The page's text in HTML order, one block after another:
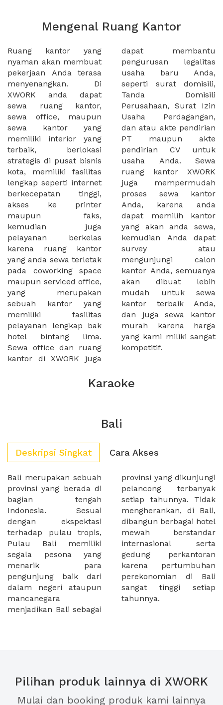
Mengenal Ruang Kantor
Ruang kantor yang
nyaman akan membuat
pekerjaan Anda terasa
menyenangkan. Di
XWORK anda dapat
sewa ruang kantor,
sewa office, maupun
sewa kantor yang
memiliki interior yang
terbaik, berlokasi
strategis di pusat bisnis
kota, memiliki fasilitas
lengkap seperti internet
berkecepatan tinggi,
akses ke printer
maupun faks,
kemudian juga
pelayanan berkelas
karena ruang kantor
yang anda sewa terletak
pada coworking space
maupun serviced office,
yang merupakan
sebuah kantor yang
memiliki fasilitas
pelayanan lengkap bak
hotel bintang lima.
Sewa office dan ruang
kantor di XWORK juga
dapat membantu
pengurusan legalitas
usaha baru Anda,
seperti surat domisili,
Tanda Domisili
Perusahaan, Surat Izin
Usaha Perdagangan,
dan atau akte pendirian
PT maupun akte
pendirian CV untuk
usaha Anda. Sewa
ruang kantor XWORK
juga mempermudah
proses sewa kantor
Anda, karena anda
dapat memilih kantor
yang akan anda sewa,
kemudian Anda dapat
survey atau
mengunjungi calon
kantor Anda, semuanya
akan dibuat lebih
mudah untuk sewa
kantor terbaik Anda,
dan juga sewa kantor
murah karena harga
yang kami miliki sangat
kompetitif.
Karaoke
Bali
Deskripsi Singkat Cara Akses
Bali merupakan sebuah
provinsi yang berada di
bagian tengah
Indonesia. Sesuai
dengan ekspektasi
terhadap pulau tropis,
Pulau Bali memiliki
segala pesona yang
menarik para
pengunjung baik dari
dalam negeri ataupun
mancanegara
menjadikan Bali sebagai
provinsi yang dikunjungi
pelancong terbanyak
setiap tahunnya. Tidak
mengherankan, di Bali,
dibangun berbagai hotel
mewah berstandar
internasional serta
gedung perkantoran
karena pertumbuhan
perekonomian di Bali
sangat tinggi setiap
tahunnya.
Pilihan produk lainnya di XWORK
Mulai dan booking produk kami lainnya